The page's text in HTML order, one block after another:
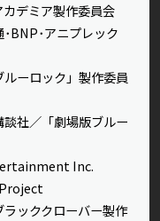
デミア製作委員会
BNP･アニプレック
ーロック」製作委員
社／「劇場版ブルー
Inc.
ッククローバー製作